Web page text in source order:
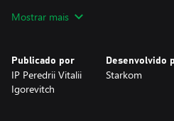
Mostrar mais
Publicado por
IP Peredrii Vitalii
Igorevitch
Desenvolvido
Starkom